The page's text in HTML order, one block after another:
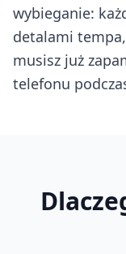
wybieganie:
detalami
musisz już
telefonu